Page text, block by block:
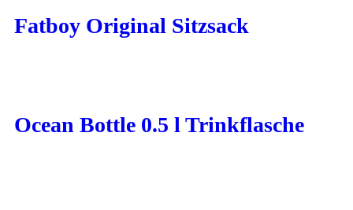
Fatboy Original Sitzsack
Ocean Bottle 0.5 l Trinkflasche